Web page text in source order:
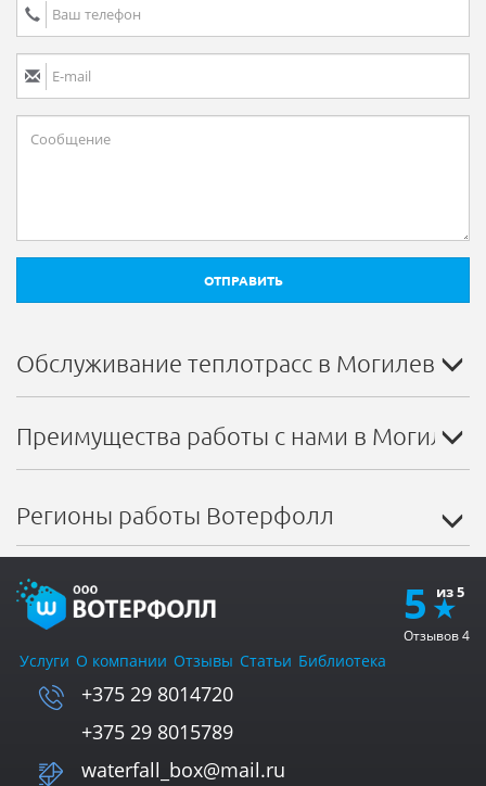
ОТПРАВИТЬ
Обслуживание теплотрасс в Могилеве
Преимущества работы с нами в Могилеве
Регионы работы Вотерфолл
5
Отзывов4
Услуги О компании Отзывы Статьи Библиотека
+375 29 8014720
+375 29 8015789
waterfall_box@mail.ru